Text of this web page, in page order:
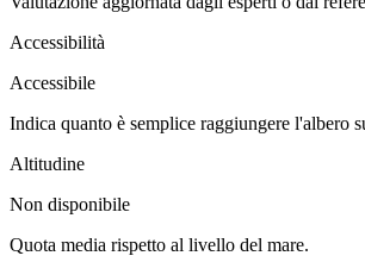
Accessibilità
Accessibile
Indica quanto è semplice raggiungere l'albero
Altitudine
Non disponibile
Quota media rispetto al livello del mare.